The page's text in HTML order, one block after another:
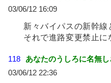
03/06/12 16:09
新々バイパスの新幹線
それで進路変更禁止に
118
あなたのうしろに名無し
03/06/12 22:36